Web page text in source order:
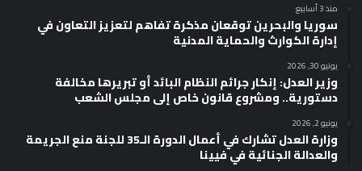
منذ 3 أسابيع
سوريا والبحرين توقعان مذكرة تفاهم لتعزيز التعاون في
إدارة الكوارث والحماية المدنية
يونيو 30, 2026
وزير العدل: إنكار جرائم النظام البائد أو تبريرها مخالفة
دستورية.. ومشروع قانون خاص إلى مجلس الشعب
يونيو 2, 2026
وزارة العدل تشارك في أعمال الدورة الـ35 للجنة منع الجريمة
والعدالة الجنائية في فيينا